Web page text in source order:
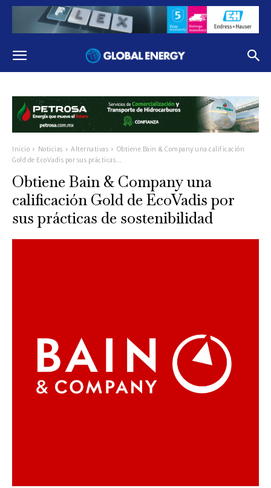
Inicio Noticias Alternativas
Obtiene Bain & Company una calificación
Gold de EcoVadis por sus prácticas...
Obtiene Bain & Company una
calificación Gold de EcoVadis por
sus prácticas de sostenibilidad